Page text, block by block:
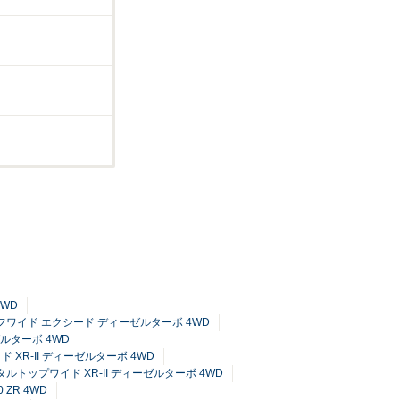
ワイド エクシード ディーゼルターボ 4WD
ターボ 4WD
XR-II ディーゼルターボ 4WD
ルトップワイド XR-II ディーゼルターボ 4WD
ZR 4WD